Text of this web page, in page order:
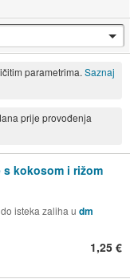
parametrima. Saznaj
prije provođenja
s kokosom i rižom
isteka zaliha u dm
1,25 €